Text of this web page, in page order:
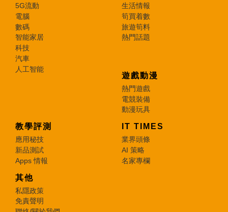
5G流動
電腦
數碼
智能家居
科技
汽車
人工智能
生活情報
筍買着數
旅遊筍料
熱門話題
遊戲動漫
熱門遊戲
電競裝備
動漫玩具
教學評測
應用秘技
新品測試
Apps 情報
IT TIMES
業界頭條
AI 策略
名家專欄
其他
私隱政策
免責聲明